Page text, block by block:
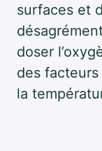
surfaces et
doser
des
la